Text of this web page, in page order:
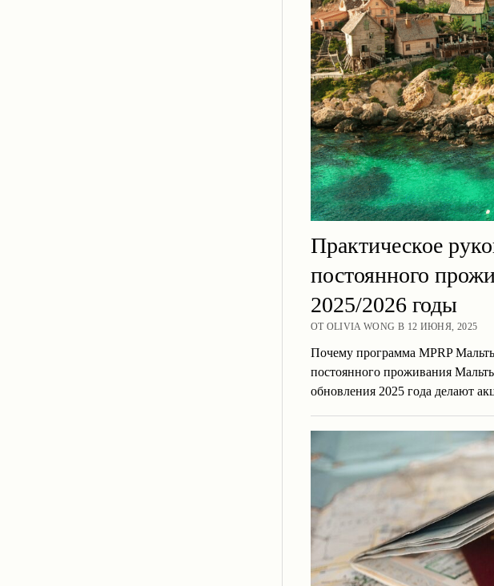
Практическое
постоянного
2025/2026 годы
ОТ OLIVIA WONG В 12 ИЮНЯ, 2025
Почему программа MPRP
постоянного проживания
обновления 2025 года делают